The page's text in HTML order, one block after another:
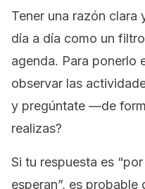
Tener una razón clara
día a día como un
agenda. Para ponerlo
observar las
y pregúntate —de
realizas?
Si tu respuesta es
esperan”, es